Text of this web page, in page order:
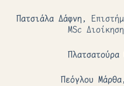
Πατσιάλα Δάφνη ,
MSc
Πλατσατούρα
Πεόγλου Μάρθα